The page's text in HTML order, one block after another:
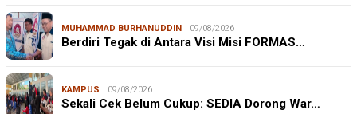
MUHAMMAD BURHANUDDIN 09/08/2026
Berdiri Tegak di Antara Visi Misi FORMAS…
KAMPUS 09/08/2026
Sekali Cek Belum Cukup: SEDIA Dorong War…